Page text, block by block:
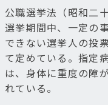
公職選挙法（昭和二
選挙期間中、一定の
できない選挙人の投
て定めている。指定
は、身体に重度の障
れている。